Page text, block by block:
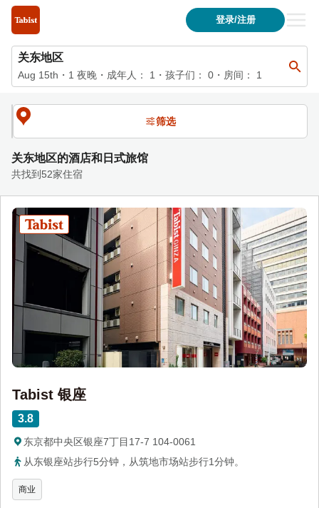
登录/注册
关东地区
Aug 15th ・ 1 夜晚 ・ 成年人： 1 ・孩子们： 0 ・房间： 1
筛选
关东地区的酒店和日式旅馆
共找到52家住宿
Tabist 银座
3.8
东京都中央区银座7丁目17-7 104-0061
从东银座站步行5分钟，从筑地市场站步行1分钟。
商业
关东地区 的住宿列表 | Tabist 酒店与日式旅馆官方网站